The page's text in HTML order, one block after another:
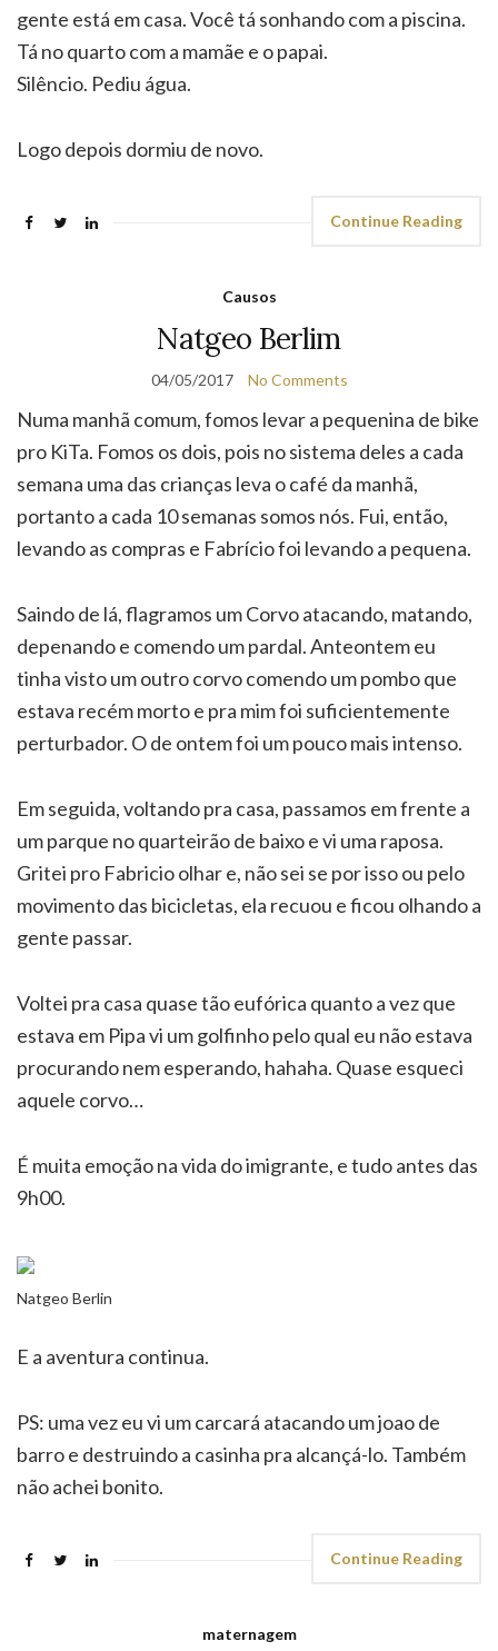
gente está em casa. Você tá sonhando com a piscina.
Tá no quarto com a mamãe e o papai.
Silêncio. Pediu água.
Logo depois dormiu de novo.
Continue Reading
Causos
Natgeo Berlim
04/05/2017 No Comments
Numa manhã comum, fomos levar a pequenina de bike
pro KiTa. Fomos os dois, pois no sistema deles a cada
semana uma das crianças leva o café da manhã,
portanto a cada 10 semanas somos nós. Fui, então,
levando as compras e Fabrício foi levando a pequena.
Saindo de lá, flagramos um Corvo atacando, matando,
depenando e comendo um pardal. Anteontem eu
tinha visto um outro corvo comendo um pombo que
estava recém morto e pra mim foi suficientemente
perturbador. O de ontem foi um pouco mais intenso.
Em seguida, voltando pra casa, passamos em frente a
um parque no quarteirão de baixo e vi uma raposa.
Gritei pro Fabricio olhar e, não sei se por isso ou pelo
movimento das bicicletas, ela recuou e ficou olhando a
gente passar.
Voltei pra casa quase tão eufórica quanto a vez que
estava em Pipa vi um golfinho pelo qual eu não estava
procurando nem esperando, hahaha. Quase esqueci
aquele corvo…
É muita emoção na vida do imigrante, e tudo antes das
9h00.
Natgeo Berlin
E a aventura continua.
PS: uma vez eu vi um carcará atacando um joao de
barro e destruindo a casinha pra alcançá-lo. Também
não achei bonito.
Continue Reading
maternagem